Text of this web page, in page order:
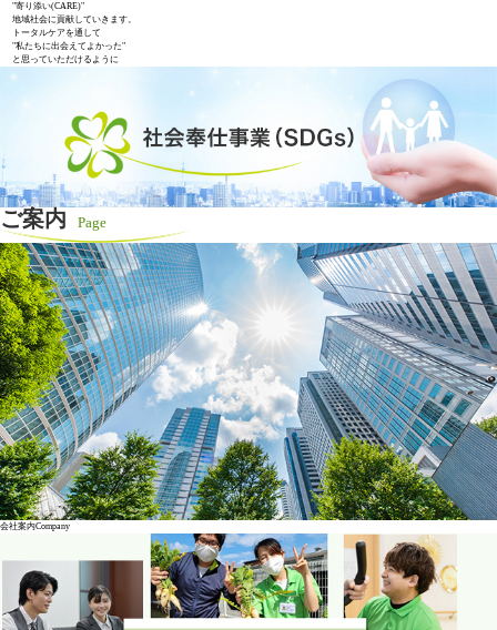
"寄り添い(CARE)"
地域社会に貢献していきます。
トータルケアを通して
"私たちに出会えてよかった"
と思っていただけるように
ご案内 Page
会社案内Company